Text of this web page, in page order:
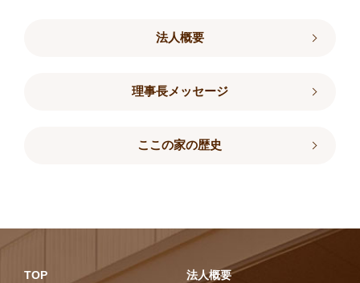
法人概要
理事長メッセージ
ここの家の歴史
TOP 法人概要